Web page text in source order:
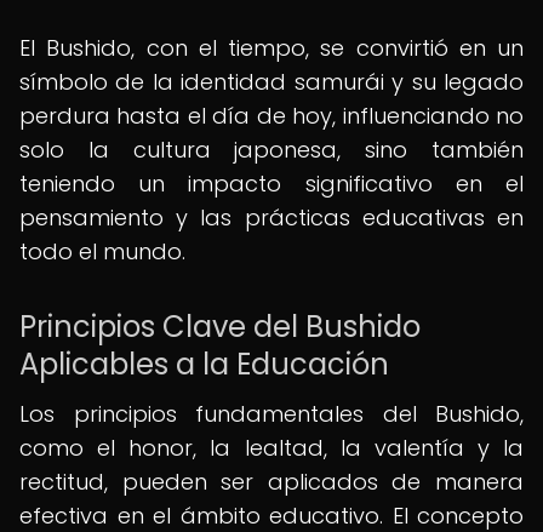
El Bushido, con el tiempo, se convirtió en un
símbolo de la identidad samurái y su legado
perdura hasta el día de hoy, influenciando no
solo la cultura japonesa, sino también
teniendo un impacto significativo en el
pensamiento y las prácticas educativas en
todo el mundo.
Principios Clave del Bushido
Aplicables a la Educación
Los principios fundamentales del Bushido,
como el honor, la lealtad, la valentía y la
rectitud, pueden ser aplicados de manera
efectiva en el ámbito educativo. El concepto